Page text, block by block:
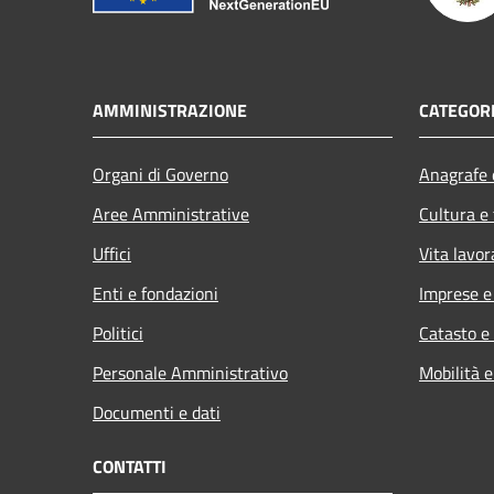
AMMINISTRAZIONE
Organi di Governo
Aree Amministrative
Uffici
Enti e fondazioni
Politici
Personale Amministrativo
Documenti e dati
Cultura
Vita
Imprese
Catasto
Mobilità
CONTATTI